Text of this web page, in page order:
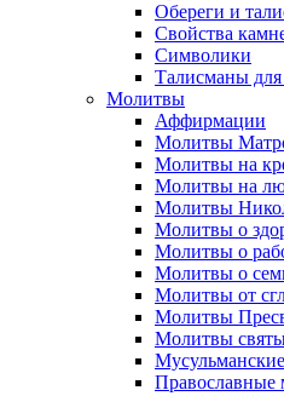
Обереги и
Свойства
Символики
Талисманы для
Молитвы
Аффирмации
Молитвы
Молитвы на
Молитвы на
Молитвы
Молитвы о
Молитвы о
Молитвы о
Молитвы от
Молитвы
Молитвы
Православные